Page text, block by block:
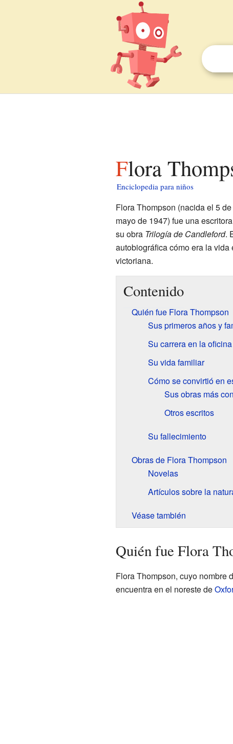
Flora
Enciclopedia para niños
Flora Thompson (nacida el 5
mayo de 1947) fue una
su obra Trilogía de Candleford.
autobiográfica cómo era la
victoriana.
Contenido
Quién fue Flora Thompson
Sus primeros años y
Su carrera en la
Su vida familiar
Cómo se convirtió en
Sus obras más
Otros escritos
Su fallecimiento
Obras de Flora Thompson
Novelas
Artículos sobre la
Véase también
Quién fue Flora
Flora Thompson, cuyo nombre
encuentra en el noreste de